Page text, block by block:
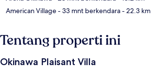
American Village- 33 mnt berkendara- 22.3 km
Tentang properti ini
Okinawa Plaisant Villa